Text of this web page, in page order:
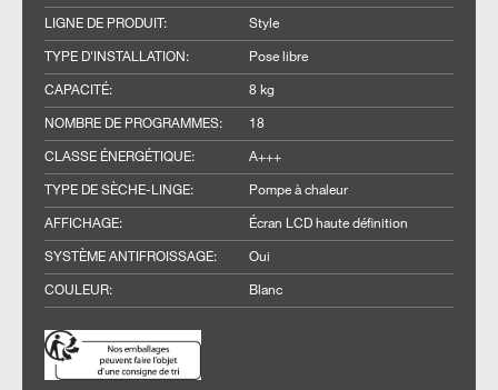
LIGNE DE PRODUIT:
Style
TYPE D'INSTALLATION:
Pose libre
CAPACITÉ:
8 kg
NOMBRE DE PROGRAMMES:
18
CLASSE ÉNERGÉTIQUE:
A+++
TYPE DE SÈCHE-LINGE:
Pompe à chaleur
AFFICHAGE:
Écran LCD haute définition
SYSTÈME ANTIFROISSAGE:
Oui
COULEUR: Blanc